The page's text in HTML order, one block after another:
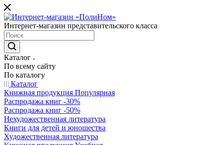
Интернет-магазин представительского класса
Каталог
По всему сайту
По каталогу
Каталог
Книжная продукция Популярная
Распродажа книг -30%
Распродажа книг -50%
Нехудожественная литература
Книги для детей и юношества
Художественная литература